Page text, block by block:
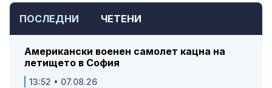
ПОСЛЕДНИ ЧЕТЕНИ
Американски военен самолет кацна на
летището в София
13:52 • 07.08.26